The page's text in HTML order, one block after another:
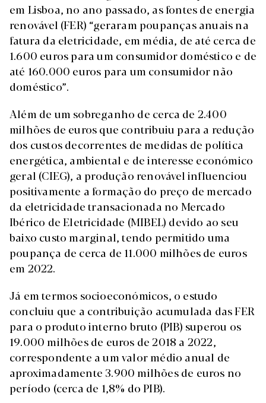
em Lisboa, no ano passado, as fontes de energia
renovável (FER) “geraram poupanças anuais na
fatura da eletricidade, em média, de até cerca de
1.600 euros para um consumidor doméstico e de
até 160.000 euros para um consumidor não
doméstico”.
Além de um sobreganho de cerca de 2.400
milhões de euros que contribuiu para a redução
dos custos decorrentes de medidas de política
energética, ambiental e de interesse económico
geral (CIEG), a produção renovável influenciou
positivamente a formação do preço de mercado
da eletricidade transacionada no Mercado
Ibérico de Eletricidade (MIBEL) devido ao seu
baixo custo marginal, tendo permitido uma
poupança de cerca de 11.000 milhões de euros
em 2022.
Já em termos socioeconómicos, o estudo
concluiu que a contribuição acumulada das FER
para o produto interno bruto (PIB) superou os
19.000 milhões de euros de 2018 a 2022,
correspondente a um valor médio anual de
aproximadamente 3.900 milhões de euros no
período (cerca de 1,8% do PIB).